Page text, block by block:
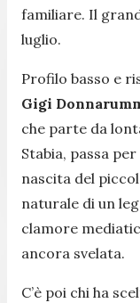
familiare. Il
luglio.
Profilo basso e
Gigi
che parte da
Stabia, passa
nascita del
naturale di un
clamore
ancora svelata.
C’è poi chi ha